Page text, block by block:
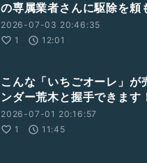
の専属業者さんに駆除を
2026-07-03 20:46:35
1
12:01
こんな「いちごオーレ」
ンダー荒木と握手できます
2026-07-01 20:16:57
1
11:45